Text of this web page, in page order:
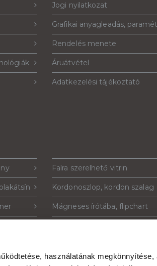
használatának megkönnyítése,
Jogi nyilatkozat
Grafikai anyagleadás,
Rendelés menete
Áruátvétel
Adatkezelési tájékoztató
Falra szerelhető vitrin
Kordonoszlop, kordon szalag
Mágneses írótába, flipchart
Plexi szórólaptartó, plakáttartó